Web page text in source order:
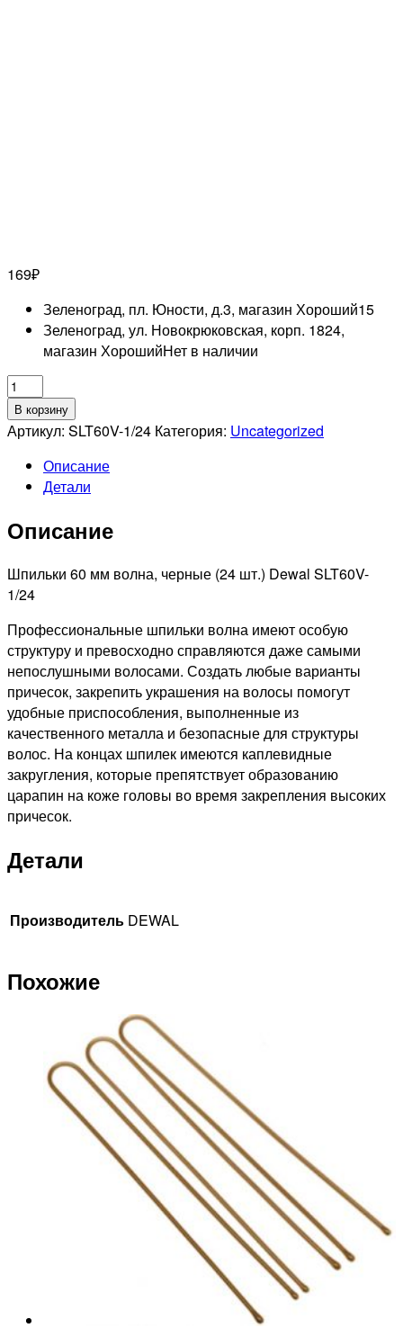
169₽
Зеленоград, пл. Юности, д.3, магазин Хороший15
Зеленоград, ул. Новокрюковская, корп. 1824,
магазин ХорошийНет в наличии
Количество
товара
DEWAL
Шпильки
волна
60мм,
В корзину
Артикул: SLT60V-1/24 Категория: Uncategorized
Описание
Детали
Описание
Шпильки 60 мм волна, черные (24 шт.) Dewal SLT60V-
1/24
Профессиональные шпильки волна имеют особую
структуру и превосходно справляются даже самыми
непослушными волосами. Создать любые варианты
причесок, закрепить украшения на волосы помогут
удобные приспособления, выполненные из
качественного металла и безопасные для структуры
волос. На концах шпилек имеются каплевидные
закругления, которые препятствует образованию
царапин на коже головы во время закрепления высоких
причесок.
Детали
Производитель DEWAL
Похожие